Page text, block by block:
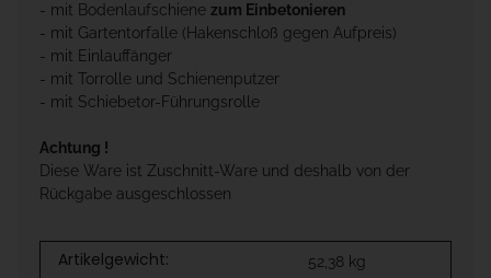
- mit Bodenlaufschiene zum Einbetonieren
- mit Gartentorfalle (Hakenschloß gegen Aufpreis)
- mit Einlauffänger
- mit Torrolle und Schienenputzer
- mit Schiebetor-Führungsrolle
Achtung !
Diese Ware ist Zuschnitt-Ware und deshalb von der
Rückgabe ausgeschlossen
Artikelgewicht: 52,38 kg